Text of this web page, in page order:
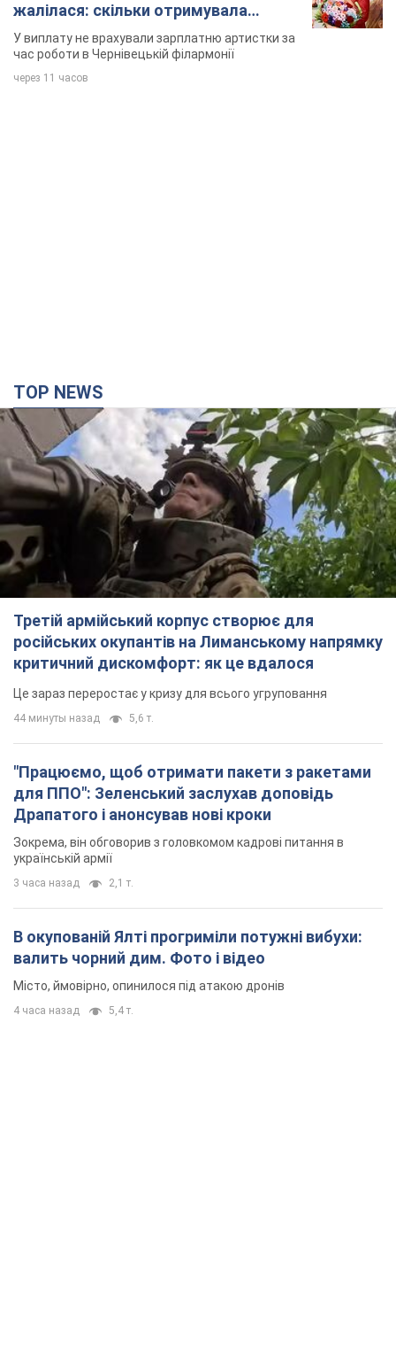
жалілася: скільки отримувала
співачка
У виплату не врахували зарплатню артистки за
час роботи в Чернівецькій філармонії
через 11 часов
TOP NEWS
Третій армійський корпус створює для
російських окупантів на Лиманському напрямку
критичний дискомфорт: як це вдалося
Це зараз переростає у кризу для всього угруповання
44 минуты назад 5,6 т.
"Працюємо, щоб отримати пакети з ракетами
для ППО": Зеленський заслухав доповідь
Драпатого і анонсував нові кроки
Зокрема, він обговорив з головкомом кадрові питання в
українській армії
3 часа назад 2,1 т.
В окупованій Ялті прогриміли потужні вибухи:
валить чорний дим. Фото і відео
Місто, ймовірно, опинилося під атакою дронів
4 часа назад 5,4 т.